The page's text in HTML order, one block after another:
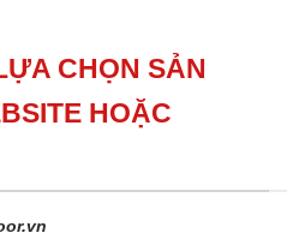
CHỌN SẢN
HOẶC